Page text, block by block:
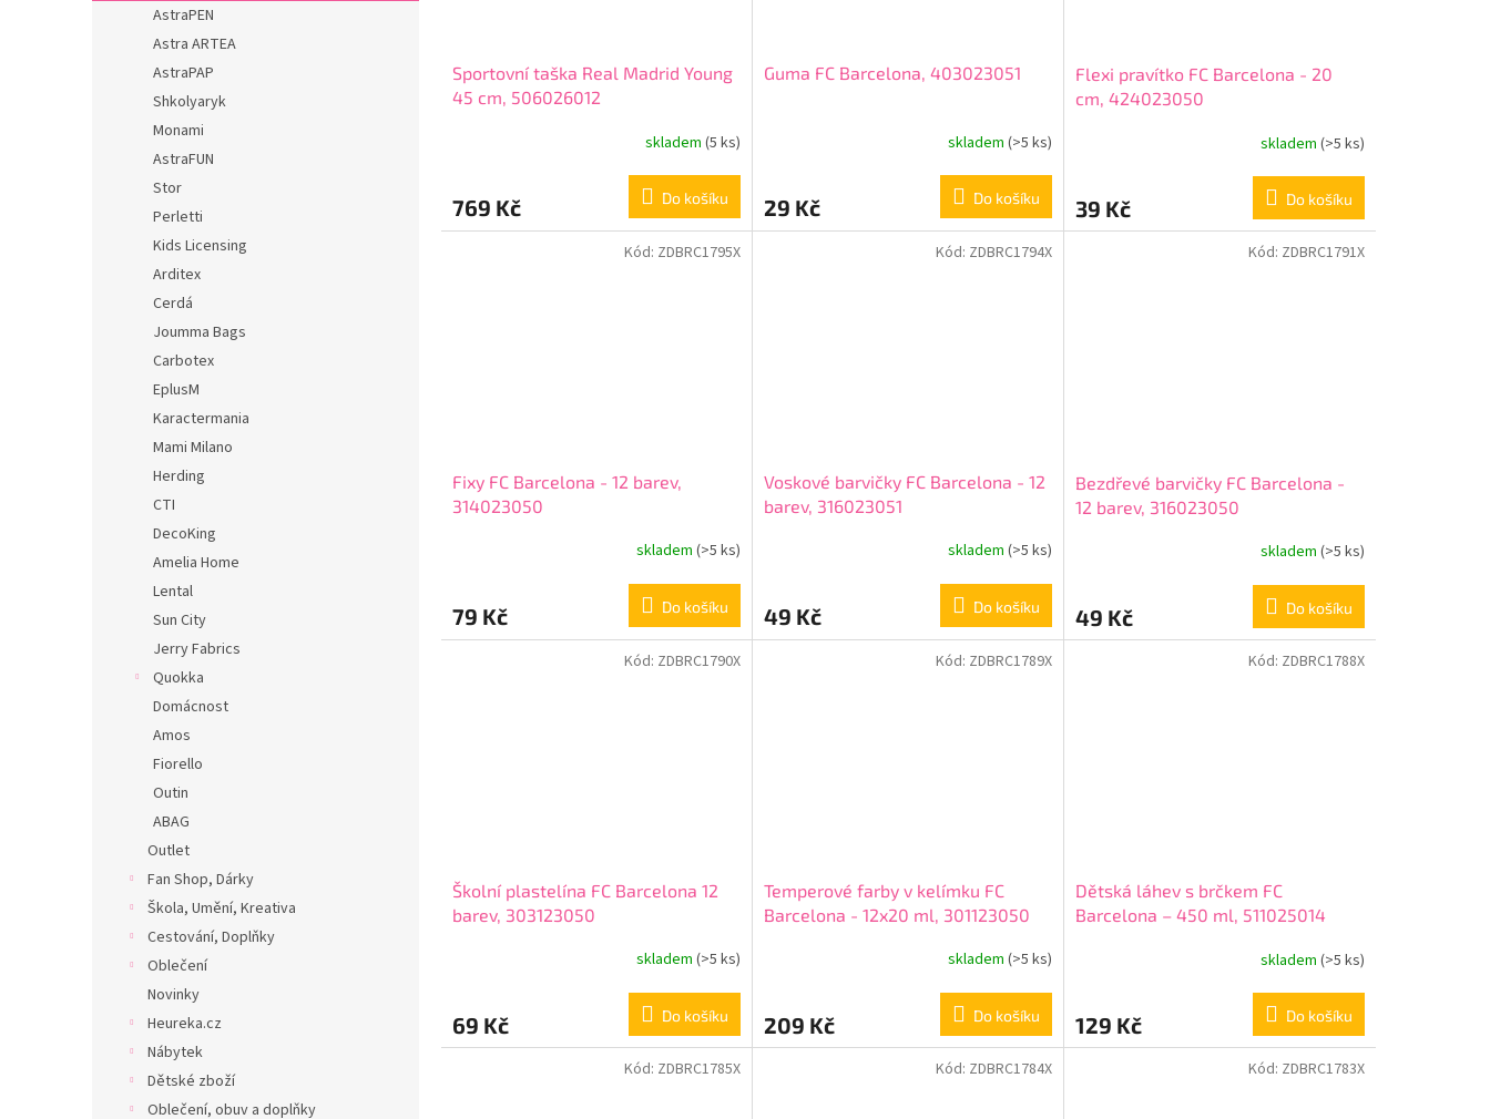
AstraPEN
Astra ARTEA
AstraPAP
Shkolyaryk
Monami
AstraFUN
Stor
Perletti
Kids Licensing
Arditex
Cerdá
Joumma Bags
Carbotex
EplusM
Karactermania
Mami Milano
Herding
CTI
DecoKing
Amelia Home
Lental
Sun City
Jerry Fabrics
Quokka
Domácnost
Amos
Fiorello
Outin
ABAG
Outlet
Fan Shop, Dárky
Škola, Umění, Kreativa
Cestování, Doplňky
Oblečení
Novinky
Heureka.cz
Nábytek
Dětské zboží
Oblečení, obuv a doplňky
Sportovní taška Real Madrid Young
45 cm, 506026012
skladem (5 ks)
769 Kč Do košíku
Guma FC Barcelona, 403023051
skladem (>5 ks)
29 Kč Do košíku
Flexi pravítko FC Barcelona - 20
cm, 424023050
skladem (>5 ks)
39 Kč Do košíku
Fixy FC Barcelona - 12 barev,
314023050
skladem (>5 ks)
79 Kč Do košíku
Kód: ZDBRC1795X
Voskové barvičky FC Barcelona - 12
barev, 316023051
skladem (>5 ks)
49 Kč Do košíku
Kód: ZDBRC1794X
Bezdřevé barvičky FC Barcelona -
12 barev, 316023050
skladem (>5 ks)
49 Kč Do košíku
Kód: ZDBRC1791X
Školní plastelína FC Barcelona 12
barev, 303123050
skladem (>5 ks)
69 Kč Do košíku
Kód: ZDBRC1790X
Temperové farby v kelímku FC
Barcelona - 12x20 ml, 301123050
skladem (>5 ks)
209 Kč Do košíku
Kód: ZDBRC1789X
Dětská láhev s brčkem FC
Barcelona – 450 ml, 511025014
skladem (>5 ks)
129 Kč Do košíku
Kód: ZDBRC1788X
Kód: ZDBRC1785X Kód: ZDBRC1784X Kód: ZDBRC1783X